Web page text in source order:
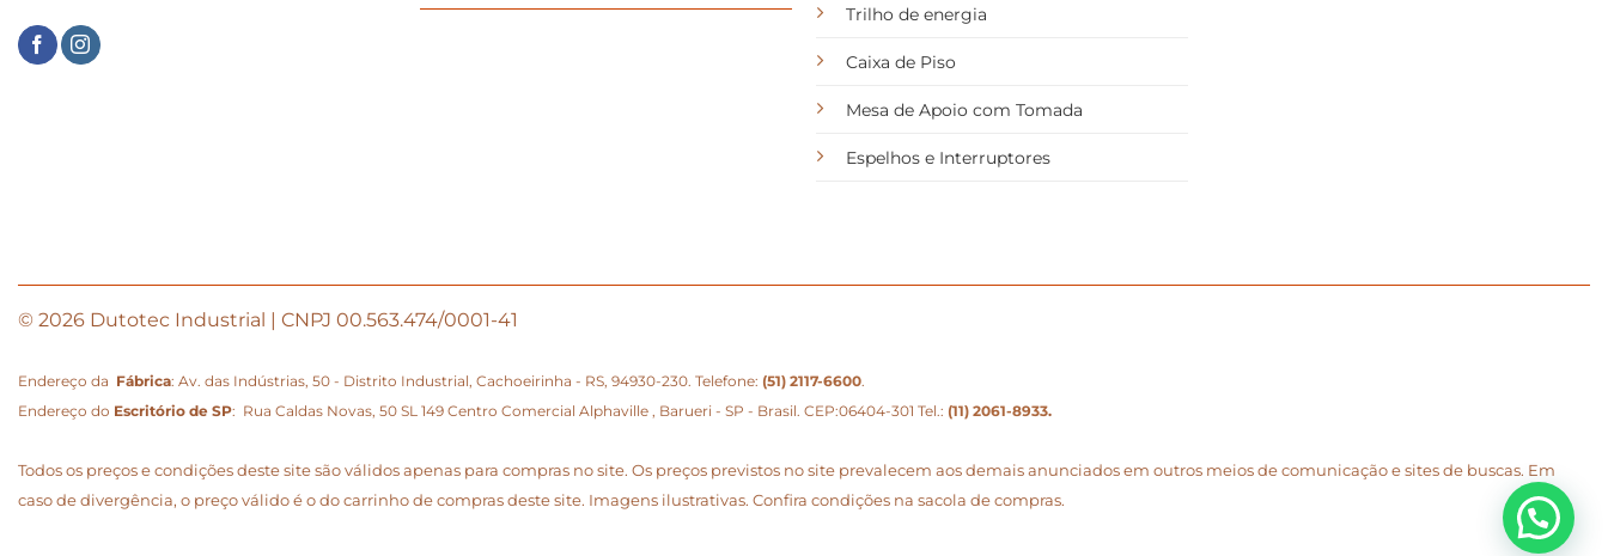
Trilho de energia
Caixa de Piso
Mesa de Apoio com Tomada
Espelhos e Interruptores
© 2026 Dutotec Industrial | CNPJ 00.563.474/0001-41
Endereço da Fábrica: Av. das Indústrias, 50 - Distrito Industrial, Cachoeirinha - RS, 94930-230. Telefone: (51) 2117-6600.
Endereço do Escritório de SP: Rua Caldas Novas, 50 SL 149 Centro Comercial Alphaville , Barueri - SP - Brasil. CEP:06404-301 Tel.: (11) 2061-8933.
Todos os preços e condições deste site são válidos apenas para compras no site. Os preços previstos no site prevalecem aos demais anunciados em outros meios de comunicação e sites de buscas. Em
caso de divergência, o preço válido é o do carrinho de compras deste site. Imagens ilustrativas. Confira condições na sacola de compras.